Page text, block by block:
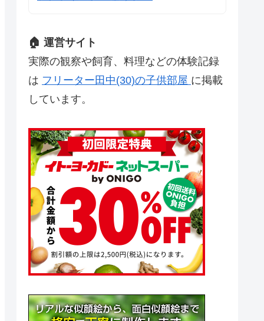
🏠 運営サイト
実際の観察や飼育、料理などの体験記録
は フリーター田中(30)の子供部屋 に掲載
しています。